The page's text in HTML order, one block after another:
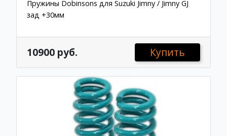
Пружины Dobinsons для Suzuki Jimny / Jimny GJ
зад +30мм
10900 руб. Купить